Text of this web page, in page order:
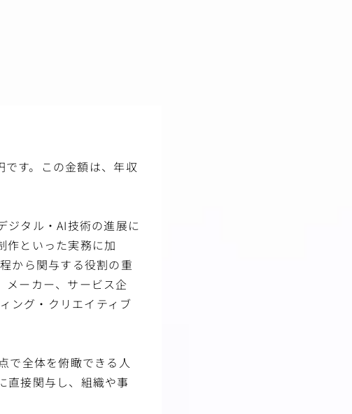
す。この金額は、年収
ジタル・AI技術の進展に
作といった実務に加
から関与する役割の重
メーカー、サービス企
ング・クリエイティブ
で全体を俯瞰できる人
直接関与し、組織や事